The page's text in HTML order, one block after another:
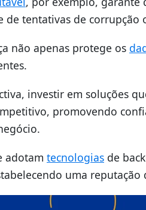
de tentativas de corrupção
não apenas protege os
investir em soluções
promovendo
adotam tecnologias de
uma